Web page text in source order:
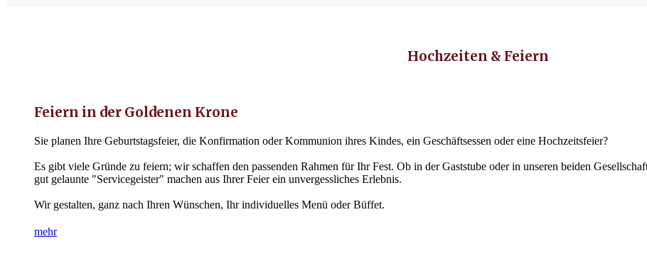
Hochzeiten & Feiern
Feiern in der Goldenen Krone
Sie planen Ihre Geburtstagsfeier, die Konfirmation oder Kommunion ihres Kindes, ein Geschäftsessen oder eine Hochzeitsfeier?
Es gibt viele Gründe zu feiern; wir schaffen den passenden Rahmen für Ihr Fest. Ob in der Gaststube oder in unseren beiden
gut gelaunte "Servicegeister" machen aus Ihrer Feier ein unvergessliches Erlebnis.
Wir gestalten, ganz nach Ihren Wünschen, Ihr individuelles Menü oder Büffet.
mehr